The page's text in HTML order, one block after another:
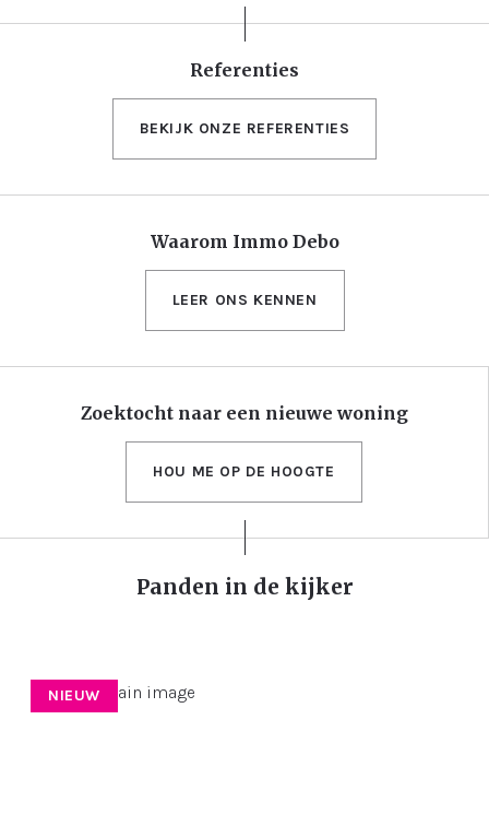
Referenties
BEKIJK ONZE REFERENTIES
Waarom Immo Debo
LEER ONS KENNEN
Zoektocht naar een nieuwe woning
HOU ME OP DE HOOGTE
Panden in de kijker
NIEUW